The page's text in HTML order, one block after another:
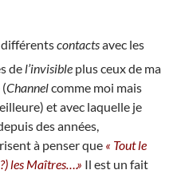
différentscontactsavec les
de l’invisible plus ceux de ma
Channelcomme moi mais
et avec laquelle je
des années,
à penser que « Tout le
les Maîtres….» Il est un fait